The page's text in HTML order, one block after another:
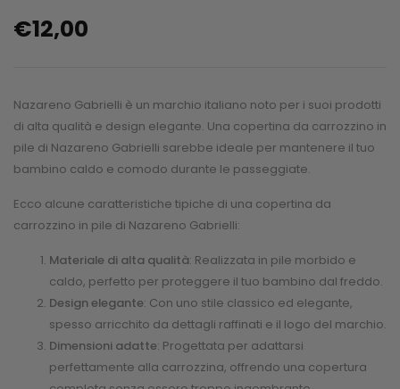
€12,00
Nazareno Gabrielli è un marchio italiano noto per i suoi prodotti
di alta qualità e design elegante. Una copertina da carrozzino in
pile di Nazareno Gabrielli sarebbe ideale per mantenere il tuo
bambino caldo e comodo durante le passeggiate.
Ecco alcune caratteristiche tipiche di una copertina da
carrozzino in pile di Nazareno Gabrielli:
Materiale di alta qualità: Realizzata in pile morbido e
caldo, perfetto per proteggere il tuo bambino dal freddo.
Design elegante: Con uno stile classico ed elegante,
spesso arricchito da dettagli raffinati e il logo del marchio.
Dimensioni adatte: Progettata per adattarsi
perfettamente alla carrozzina, offrendo una copertura